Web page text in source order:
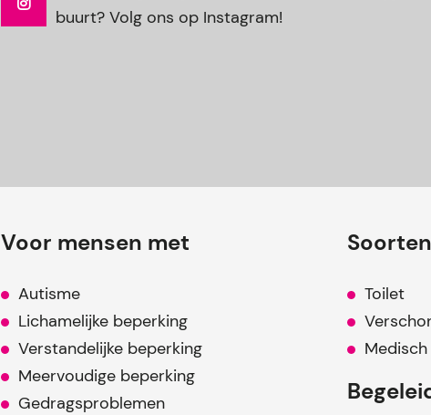
buurt? Volg ons op Instagram!
Voor mensen met
Autisme
Lichamelijke beperking
Verstandelijke beperking
Meervoudige beperking
Gedragsproblemen
Toilet
Medisch